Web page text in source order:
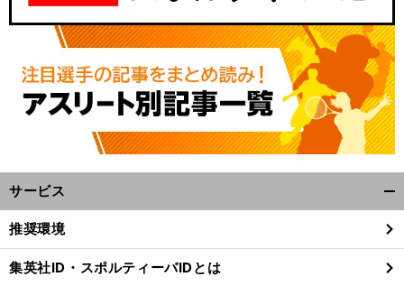
サービス
閉
る
推奨環境
集英社ID・スポルティーバIDとは